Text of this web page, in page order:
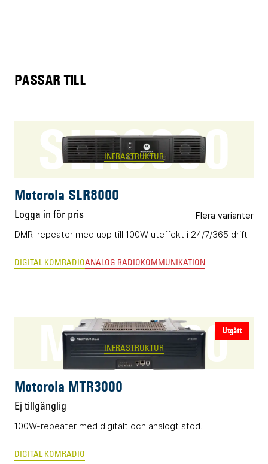
PASSAR TILL
SLR8000
INFRASTRUKTUR
Motorola SLR8000
Logga in för pris Flera varianter
DMR-repeater med upp till 100W uteffekt i 24/7/365 drift
DIGITAL KOMRADIOANALOG RADIOKOMMUNIKATION
Utgått
MTR3000
INFRASTRUKTUR
Motorola MTR3000
Ej tillgänglig
100W-repeater med digitalt och analogt stöd.
DIGITAL KOMRADIO